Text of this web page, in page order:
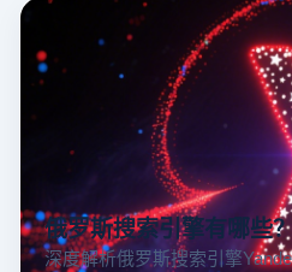
俄罗斯搜索引擎有哪些
深度解析俄罗斯搜索引擎